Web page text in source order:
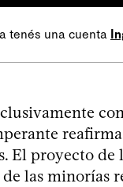
tenés una cuenta
reafirma
El proyecto de
las minorías